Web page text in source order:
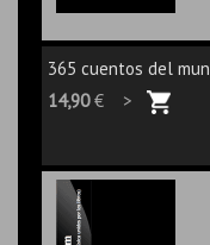
365 cuentos del
14,90€ >